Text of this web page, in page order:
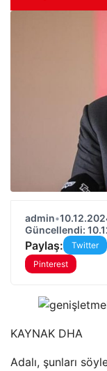
admin•
Güncellendi:
Paylaş: Twitter
Pinterest
KAYNAK DHA
Adalı, şunları